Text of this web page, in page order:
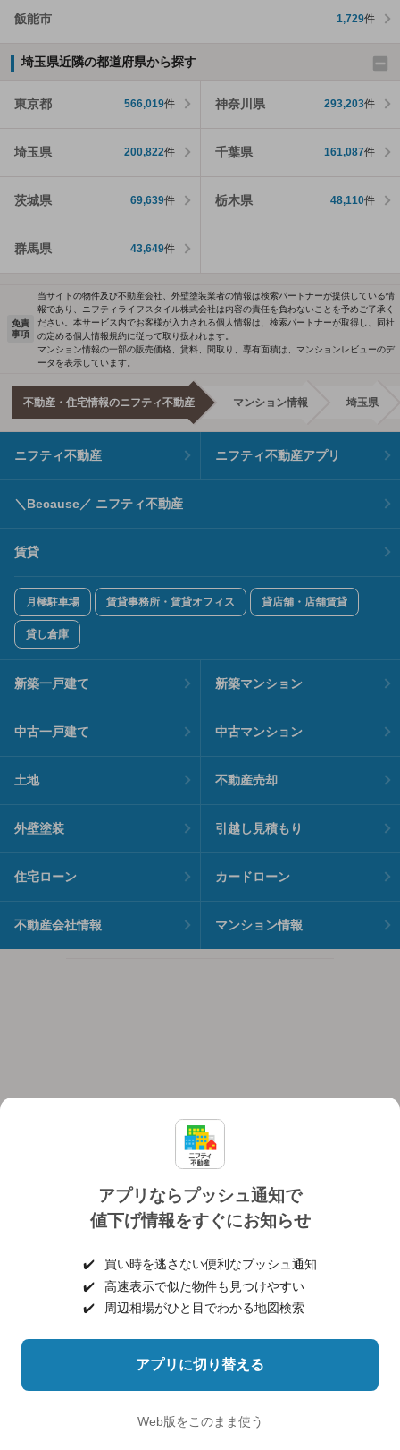
飯能市 1,729件
埼玉県近隣の都道府県から探す
東京都 566,019件 神奈川県 293,203件
埼玉県 200,822件 千葉県 161,087件
茨城県 69,639件 栃木県 48,110件
群馬県 43,649件
アプリならプッシュ通知で
値下げ情報をすぐにお知らせ
✔️
買い時を逃さない便利なプッシュ通知
✔️
高速表示で似た物件も見つけやすい
✔️
周辺相場がひと目でわかる地図検索
アプリに切り替える
Web版をこのまま使う
免責
事項
当サイトの物件及び不動産会社、外壁塗装業者の情報は検索パートナーが提供している情
報であり、ニフティライフスタイル株式会社は内容の責任を負わないことを予めご了承く
ださい。本サービス内でお客様が入力される個人情報は、検索パートナーが取得し、同社
の定める個人情報規約に従って取り扱われます。
マンション情報の一部の販売価格、賃料、間取り、専有面積は、マンションレビューのデ
ータを表示しています。
不動産・住宅情報のニフティ不動産 マンション情報 埼玉県
ニフティ不動産 ニフティ不動産アプリ
＼Because／ ニフティ不動産
賃貸
月極駐車場 賃貸事務所・賃貸オフィス 貸店舗・店舗賃貸
貸し倉庫
新築一戸建て 新築マンション
中古一戸建て 中古マンション
土地 不動産売却
外壁塗装 引越し見積もり
住宅ローン カードローン
不動産会社情報 マンション情報
個人情報保護ポリシー 利用規約
ヘルプ・お問い合わせ 採用情報
©NIFTY Lifestyle Co., Ltd.